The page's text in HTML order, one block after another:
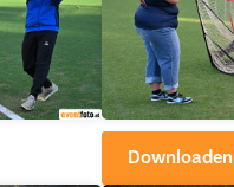
Downloaden